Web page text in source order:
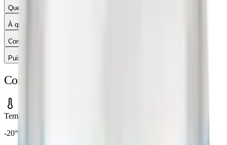
Quels moyens de paiement sont acceptés ?
À qui s'adressent ces produits ?
Comment consulter le CoA (certificat d'analyse) ?
Puis-je retourner un produit ?
Conservation & Stockage
Température
-20°C (lyophilisé) / 2-8°C (en solution)